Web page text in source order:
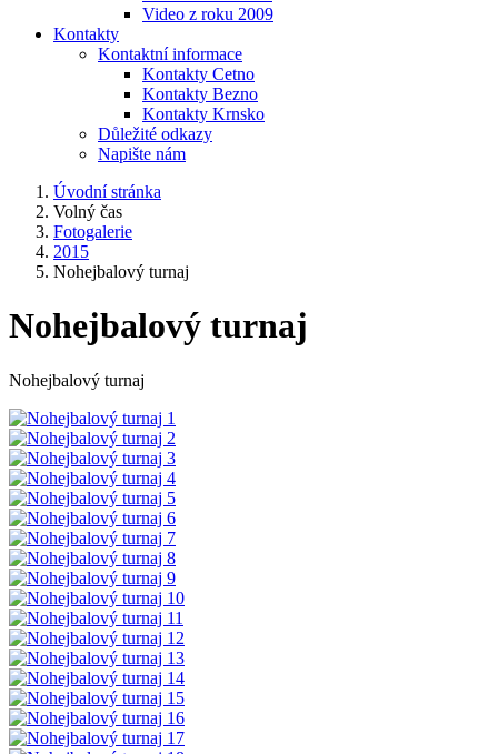
Video z roku 2009
Kontakty
Kontaktní informace
Kontakty Cetno
Kontakty Bezno
Kontakty Krnsko
Důležité odkazy
Napište nám
Úvodní stránka
Volný čas
Fotogalerie
2015
Nohejbalový turnaj
Nohejbalový turnaj
Nohejbalový turnaj